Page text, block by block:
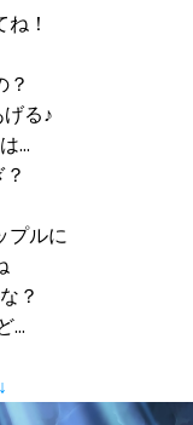
！
？
る♪
…
プルに
？
…